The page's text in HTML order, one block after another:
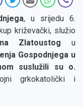
, u srijedu 6.
križevački, služio
Zlatoustog u
Gospodnjega u
suslužili su o.
grkokatolički i